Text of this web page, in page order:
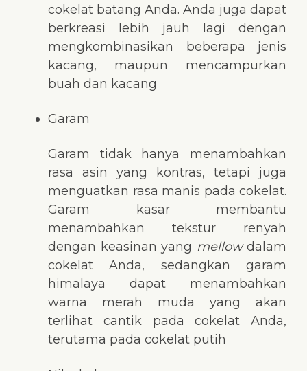
cokelat batang Anda. Anda juga dapat
berkreasi lebih jauh lagi dengan
mengkombinasikan beberapa jenis
kacang, maupun mencampurkan
buah dan kacang
Garam
Garam tidak hanya menambahkan
rasa asin yang kontras, tetapi juga
menguatkan rasa manis pada cokelat.
Garam kasar membantu
menambahkan tekstur renyah
dengan keasinan yang mellowdalam
cokelat Anda, sedangkan garam
himalaya dapat menambahkan
warna merah muda yang akan
terlihat cantik pada cokelat Anda,
terutama pada cokelat putih